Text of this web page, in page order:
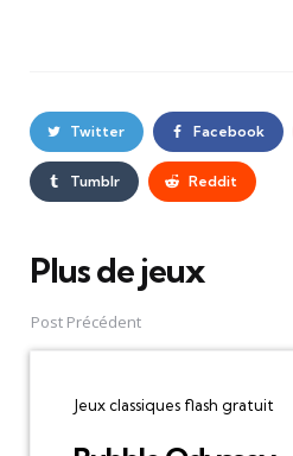
Twitter Facebook
Tumblr Reddit
Plus de jeux
Post
navigation
Post Précédent
Jeux classiques flash gratuit